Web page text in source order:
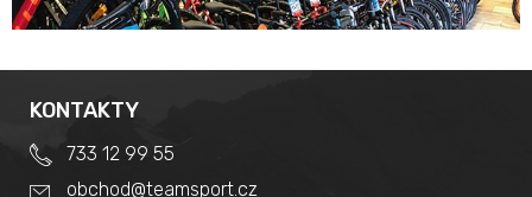
KONTAKTY
733 12 99 55
obchod@teamsport.cz